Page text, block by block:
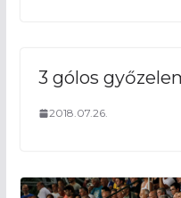
3 gólos
2018.07.26.